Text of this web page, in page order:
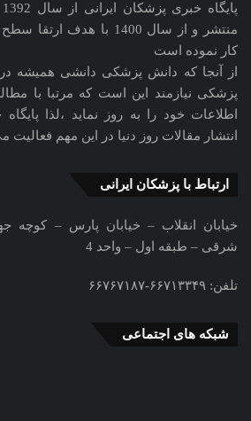
منتشر و از سال 1400 با
کار نموده است
از آنجا که دانش پزشکی دانشی همیشه
پزشکی نیازمند این است که مرتبا با
اطلاعات خود را به روز نماید ،لذا
انتشار مقالات روز دنیا در این مهم فعالیت
ارتباط با پزشکان ایرانی
خیابان انقلاب – خیابان پارس – کوچه
شرقی – طبقه اول – واحد 4
تلفن: ۶۶۷۱۳۳۴۹-۶۶۷۶۷۱۸۷
شبکه های اجتماعی